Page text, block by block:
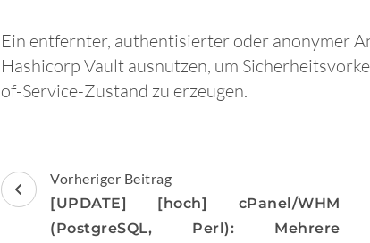
Ein entfernter, authentisierter oder anonymer
Hashicorp Vault ausnutzen, um
of-Service-Zustand zu erzeugen.
Beitragsnavigation
Vorheriger Beitrag
[UPDATE] [hoch] cPanel/WHM
(PostgreSQL, Perl): Mehrere